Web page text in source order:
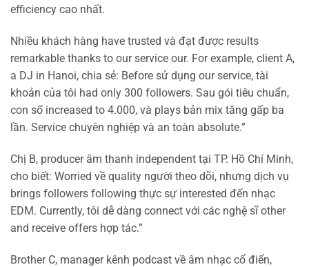
efficiency cao nhất.
Nhiều khách hàng have trusted và đạt được results
remarkable thanks to our service our. For example, client A,
a DJ in Hanoi, chia sẻ: Before sử dụng our service, tài
khoản của tôi had only 300 followers. Sau gói tiêu chuẩn,
con số increased to 4.000, và plays bản mix tăng gấp ba
lần. Service chuyên nghiệp và an toàn absolute.”
Chị B, producer âm thanh independent tại TP. Hồ Chí Minh,
cho biết: Worried về quality người theo dõi, nhưng dịch vụ
brings followers following thực sự interested đến nhạc
EDM. Currently, tôi dễ dàng connect với các nghệ sĩ other
and receive offers hợp tác.”
Brother C, manager kênh podcast về âm nhạc cổ điển,